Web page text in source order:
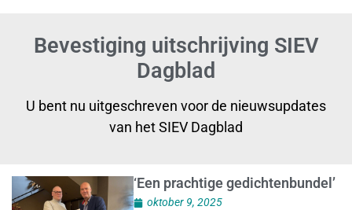
Bevestiging uitschrijving SIEV
Dagblad
U bent nu uitgeschreven voor de nieuwsupdates
van het SIEV Dagblad
‘Een prachtige gedichtenbundel’
oktober 9, 2025